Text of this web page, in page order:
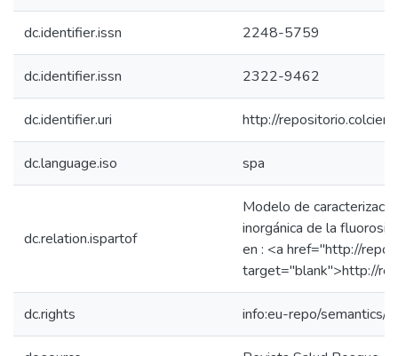
dc.identifier.issn 2248-5759
dc.identifier.issn 2322-9462
dc.identifier.uri http://
dc.language.iso spa
dc.relation.ispartof
Modelo de
inorgánica de la
en : <a href="http://
target="blank">http://
dc.rights info:eu-repo/semantics/